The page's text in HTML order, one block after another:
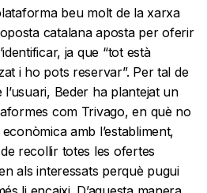
beu molt de la xarxa
catalana aposta per oferir
ja que “tot està
i ho pots reservar”. Per tal de
Beder ha plantejat un
com Trivago, en què no
amb l’establiment,
recollir totes les ofertes
als interessats perquè pugui